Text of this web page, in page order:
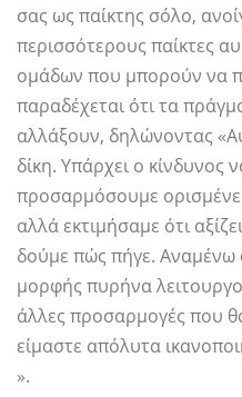
σας ως παίκτης σόλο,
περισσότερους παίκτες
ομάδων που μπορούν να
παραδέχεται ότι τα
αλλάξουν, δηλώνοντας
δίκη. Υπάρχει ο κίνδυνος
προσαρμόσουμε
αλλά εκτιμήσαμε ότι
δούμε πώς πήγε. Αναμένω
μορφής πυρήνα
άλλες προσαρμογές που
είμαστε απόλυτα
».